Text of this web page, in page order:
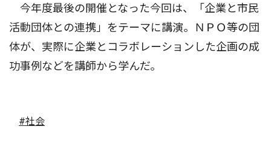
今年度最後の開催となった今回は、「企業と市民
活動団体との連携」をテーマに講演。ＮＰＯ等の団
体が、実際に企業とコラボレーションした企画の成
功事例などを講師から学んだ。
#社会